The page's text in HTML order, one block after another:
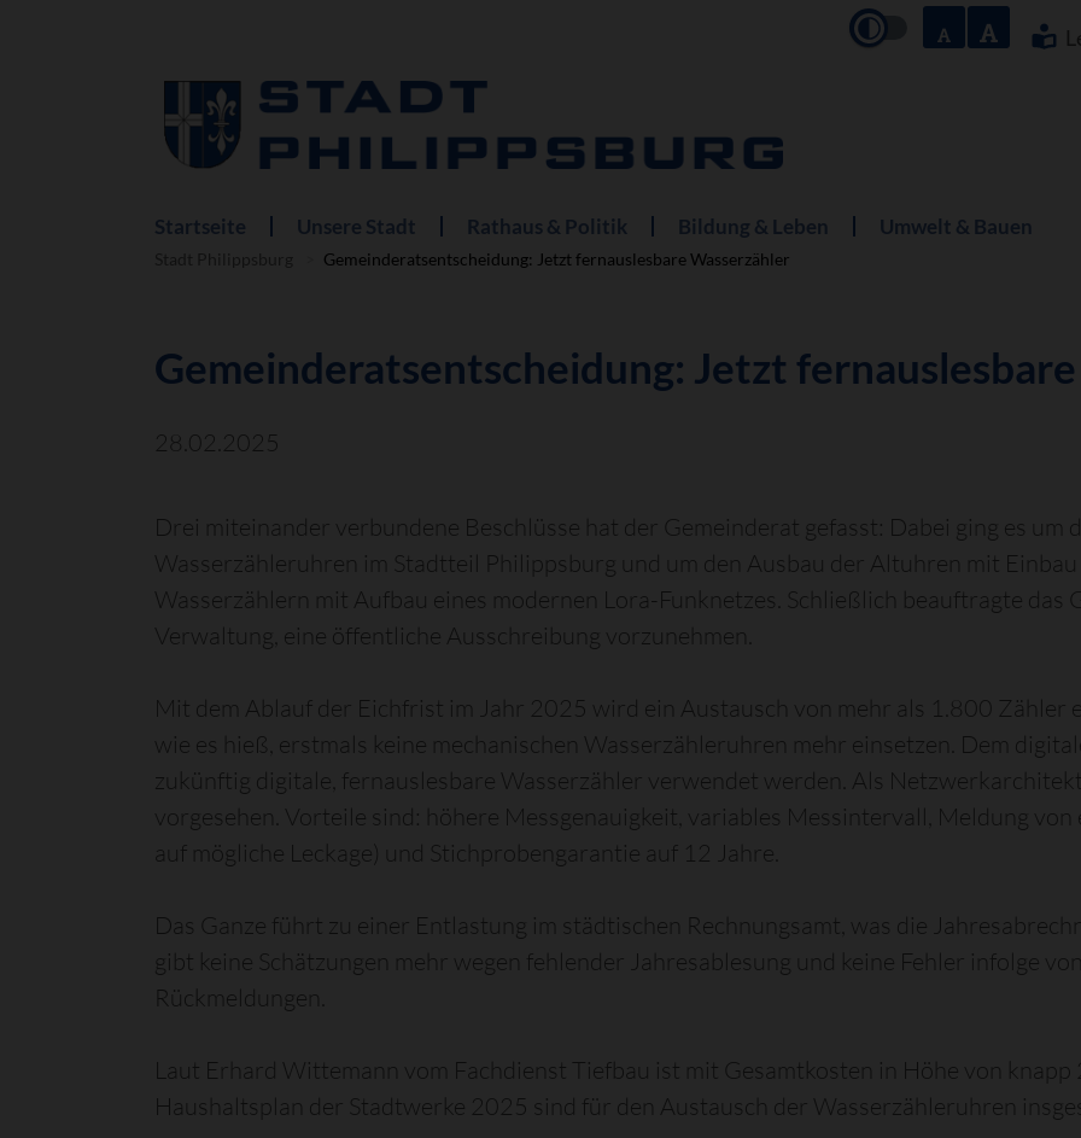
Navigation
überspringen
Startseite Unsere Stadt Rathaus & Politik Bildung & Leben Umwelt & Bauen
Gemeinderatsentscheidung: Jetzt fernauslesbare Wasserzähler
Gemeinderatsentscheidung: Jetzt
28.02.2025
Drei miteinander verbundene Beschlüsse hat der Gemeinderat gefasst: Dabei ging es um
Wasserzähleruhren im Stadtteil Philippsburg und um den Ausbau der Altuhren mit
Wasserzählern mit Aufbau eines modernen Lora-Funknetzes. Schließlich beauftragte
Verwaltung, eine öffentliche Ausschreibung vorzunehmen.
Mit dem Ablauf der Eichfrist im Jahr 2025 wird ein Austausch von mehr als 1.800 Zähler
wie es hieß, erstmals keine mechanischen Wasserzähleruhren mehr einsetzen. Dem
zukünftig digitale, fernauslesbare Wasserzähler verwendet werden. Als
vorgesehen. Vorteile sind: höhere Messgenauigkeit, variables Messintervall, Meldung
auf mögliche Leckage) und Stichprobengarantie auf 12 Jahre.
Das Ganze führt zu einer Entlastung im städtischen Rechnungsamt, was die
gibt keine Schätzungen mehr wegen fehlender Jahresablesung und keine Fehler infolge
Rückmeldungen.
Laut Erhard Wittemann vom Fachdienst Tiefbau ist mit Gesamtkosten in Höhe von
Haushaltsplan der Stadtwerke 2025 sind für den Austausch der Wasserzähleruhren